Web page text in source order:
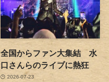
全国からファン大集結 水
口さんらのライブに熱狂
2026-07-23